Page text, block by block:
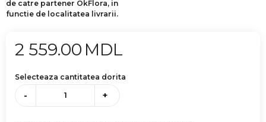
de catre partener OkFlora, in
functie de localitatea livrarii.
2 559.00 MDL
Selecteaza cantitatea dorita
- +